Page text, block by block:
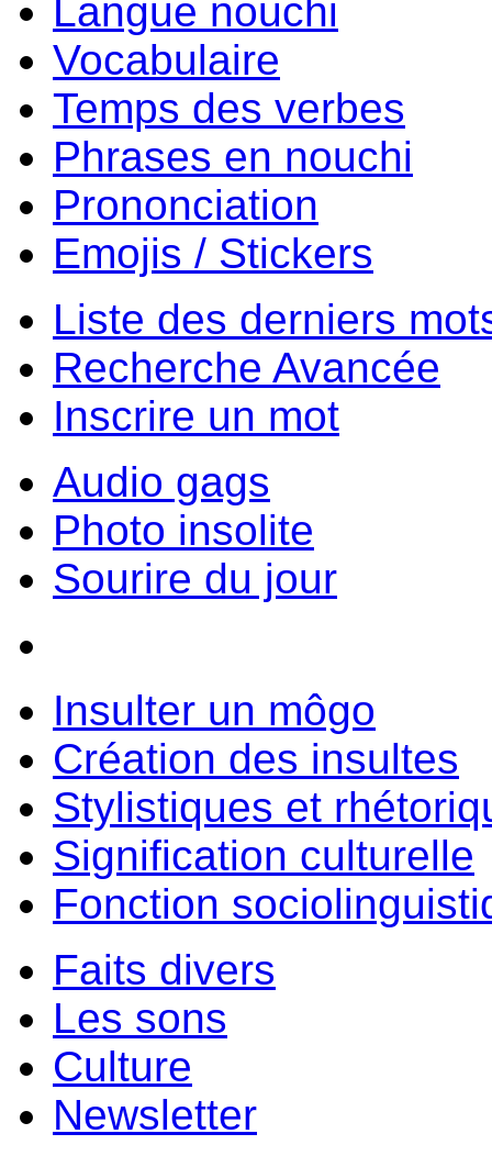
Langue nouchi
Vocabulaire
Temps des verbes
Phrases en nouchi
Prononciation
Emojis / Stickers
Liste des derniers
Recherche Avancée
Inscrire un mot
Audio gags
Photo insolite
Sourire du jour
Insulter un môgo
Création des insultes
Stylistiques et
Signification culturelle
Fonction
Faits divers
Les sons
Culture
Newsletter